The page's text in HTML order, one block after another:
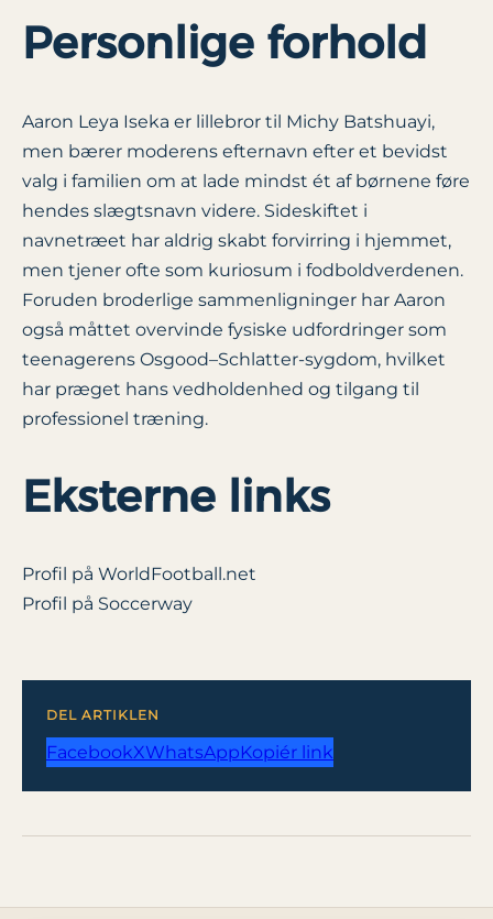
Personlige forhold
Aaron Leya Iseka er lillebror til Michy Batshuayi,
men bærer moderens efternavn efter et bevidst
valg i familien om at lade mindst ét af børnene føre
hendes slægtsnavn videre. Sideskiftet i
navnetræet har aldrig skabt forvirring i hjemmet,
men tjener ofte som kuriosum i fodboldverdenen.
Foruden broderlige sammenligninger har Aaron
også måttet overvinde fysiske udfordringer som
teenagerens Osgood–Schlatter-sygdom, hvilket
har præget hans vedholdenhed og tilgang til
professionel træning.
Eksterne links
Profil på WorldFootball.net
Profil på Soccerway
DEL ARTIKLEN
FacebookXWhatsAppKopiér link